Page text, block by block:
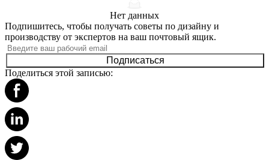
Нет данных
Подпишитесь, чтобы получать советы по дизайну и
производству от экспертов на ваш почтовый ящик.
Подписаться
Поделиться этой записью: